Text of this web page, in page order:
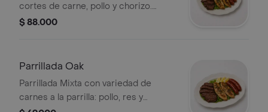
cortes de carne, pollo y chorizo.
Incluye guarnición de lechuga y
$ 88.000
Parrillada Oak
Parrillada Mixta con variedad de
carnes a la parrilla: pollo, res y